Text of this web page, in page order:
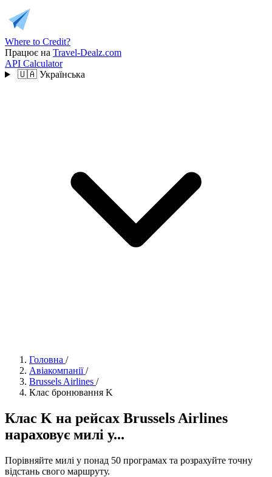
Where to Credit?
Працює на Travel-Dealz.com
API Calculator
🇺🇦 Українська
Головна /
Авіакомпанії /
Brussels Airlines /
Клас бронювання K
Клас K на рейсах Brussels Airlines
нараховує милі у...
Порівняйте милі у понад 50 програмах та розрахуйте точну
відстань свого маршруту.